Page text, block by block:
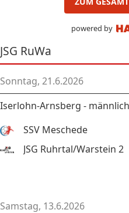
powered by
JSG RuWa
Sonntag, 21.6.2026
Iserlohn-Arnsberg -
SSV Meschede
JSG Ruhrtal/Warstein 2
Samstag, 13.6.2026